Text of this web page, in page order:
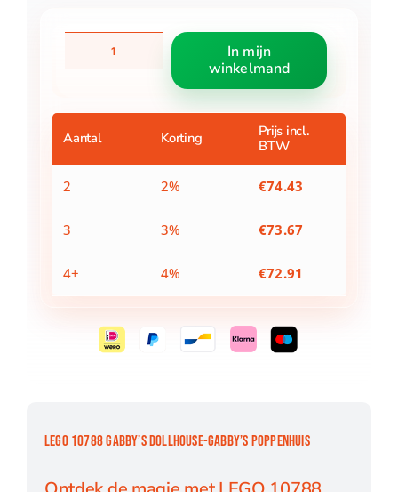
10788
Gabby's
poppenhuis
In mijn
winkelmand
Aantal Korting
Prijs incl.
BTW
2 2% €74.43
3 3% €73.67
4+ 4% €72.91
LEGO 10788 GABBY’S DOLLHOUSE-GABBY’S POPPENHUIS